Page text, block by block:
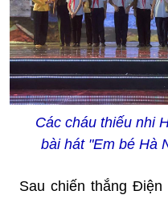
Các cháu thiếu nhi
bài hát "Em bé Hà
Sau chiến thắng